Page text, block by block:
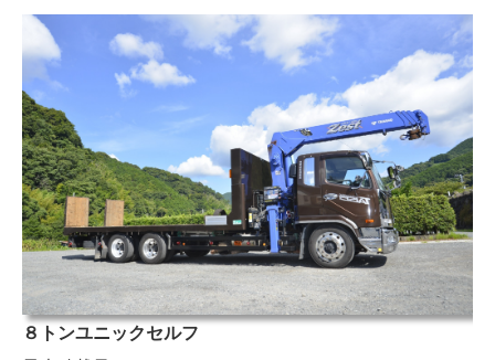
８トンユニックセルフ